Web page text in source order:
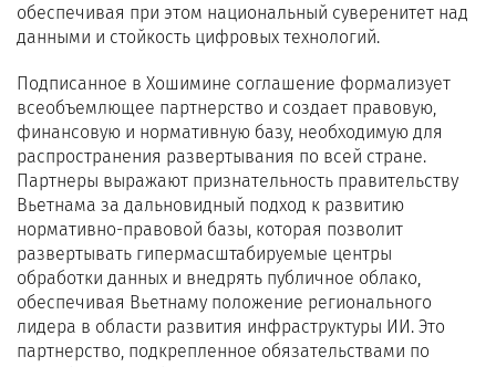
обеспечивая при этом национальный суверенитет над
данными и стойкость цифровых технологий.
Подписанное в Хошимине соглашение формализует
всеобъемлющее партнерство и создает правовую,
финансовую и нормативную базу, необходимую для
распространения развертывания по всей стране.
Партнеры выражают признательность правительству
Вьетнама за дальновидный подход к развитию
нормативно-правовой базы, которая позволит
развертывать гипермасштабируемые центры
обработки данных и внедрять публичное облако,
обеспечивая Вьетнаму положение регионального
лидера в области развития инфраструктуры ИИ. Это
партнерство, подкрепленное обязательствами по